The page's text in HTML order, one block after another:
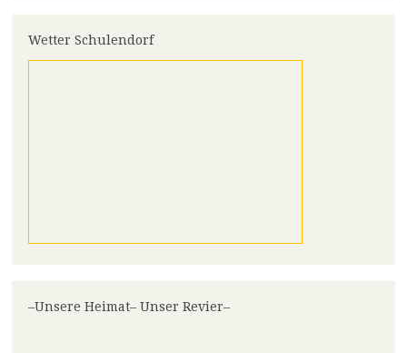
Wetter Schulendorf
–Unsere Heimat– Unser Revier–